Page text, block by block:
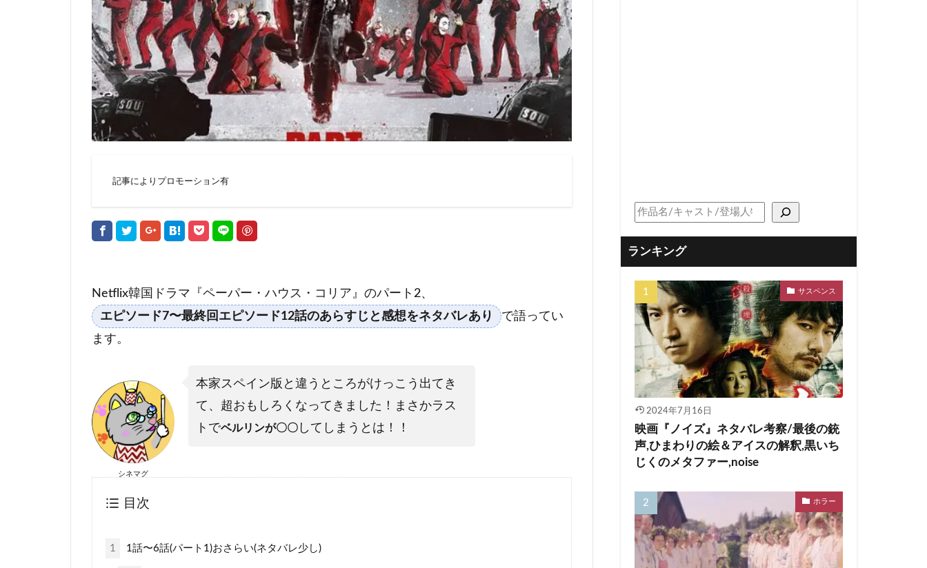
記事によりプロモーション有
Netflix韓国ドラマ『ペーパー・ハウス・コリア』のパート2、
エピソード7〜最終回エピソード12話のあらすじと感想をネタバレあり
で語ってい
ます。
シネマグ
本家スペイン版と違うところがけっこう出てき
て、超おもしろくなってきました！まさかラス
トでベルリンが〇〇 してしまうとは！！
目次
1 1話〜6話(パート1)おさらい(ネタバレ少し)
ランキング
サスペンス
2024年7月16日
映画『ノイズ』ネタバレ考察/最後の銃
声,ひまわりの絵＆アイスの解釈,黒いち
じくのメタファー,noise
ホラー